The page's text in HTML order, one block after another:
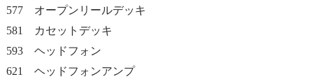
577 オープンリールデッキ
581 カセットデッキ
593 ヘッドフォン
621 ヘッドフォンアンプ